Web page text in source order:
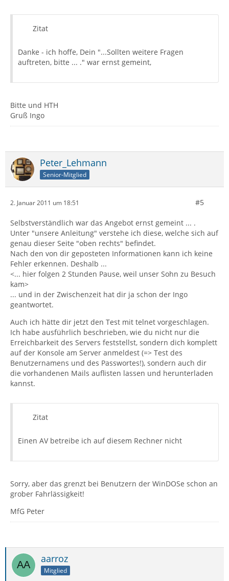
Zitat
Danke - ich hoffe, Dein "...Sollten weitere Fragen
auftreten, bitte ... ." war ernst gemeint,
Bitte und HTH
Gruß Ingo
Peter_Lehmann
Senior-Mitglied
2. Januar 2011 um 18:51 #5
Selbstverständlich war das Angebot ernst gemeint ... .
Unter "unsere Anleitung" verstehe ich diese, welche sich auf
genau dieser Seite "oben rechts" befindet.
Nach den von dir geposteten Informationen kann ich keine
Fehler erkennen. Deshalb ...
<... hier folgen 2 Stunden Pause, weil unser Sohn zu Besuch
kam>
... und in der Zwischenzeit hat dir ja schon der Ingo
geantwortet.
Auch ich hätte dir jetzt den Test mit telnet vorgeschlagen.
Ich habe ausführlich beschrieben, wie du nicht nur die
Erreichbarkeit des Servers feststellst, sondern dich komplett
auf der Konsole am Server anmeldest (=> Test des
Benutzernamens und des Passwortes!), sondern auch dir
die vorhandenen Mails auflisten lassen und herunterladen
kannst.
Zitat
Einen AV betreibe ich auf diesem Rechner nicht
Sorry, aber das grenzt bei Benutzern der WinDOSe schon an
grober Fahrlässigkeit!
MfG Peter
aarroz
Mitglied